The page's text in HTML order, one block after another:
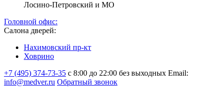
Лосино-Петровский и МО
Головной офис:
Салона дверей:
Нахимовский пр-кт
Ховрино
+7 (495) 374-73-35 с 8:00 до 22:00 без выходных Email:
info@medver.ru Обратный звонок